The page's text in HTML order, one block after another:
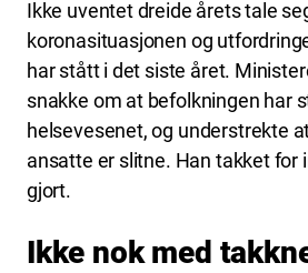
Ikke uventet dreide årets tale
koronasituasjonen og
har stått i det siste året.
snakke om at befolkningen har
helsevesenet, og understrekte
ansatte er slitne. Han takket for
gjort.
Ikke nok med